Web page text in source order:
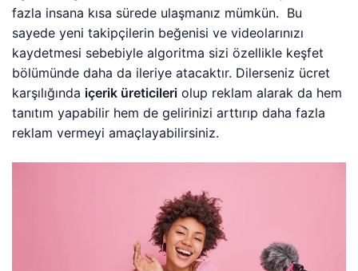
fazla insana kısa sürede ulaşmanız mümkün. Bu
sayede yeni takipçilerin beğenisi ve videolarınızı
kaydetmesi sebebiyle algoritma sizi özellikle keşfet
bölümünde daha da ileriye atacaktır. Dilerseniz ücret
karşılığında içerik üreticileri olup reklam alarak da hem
tanıtım yapabilir hem de gelirinizi arttırıp daha fazla
reklam vermeyi amaçlayabilirsiniz.